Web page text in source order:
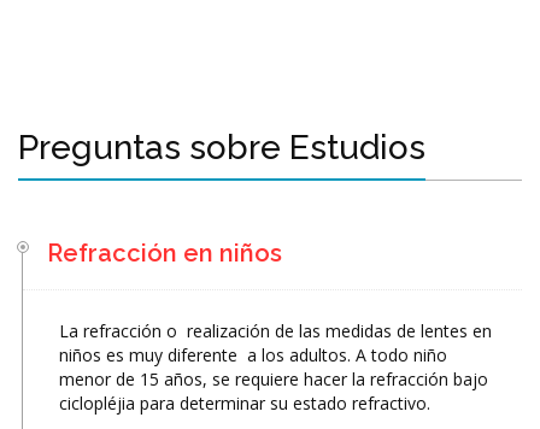
Preguntas sobre Estudios
Refracción en niños
La refracción o realización de las medidas de lentes en
niños es muy diferente a los adultos. A todo niño
menor de 15 años, se requiere hacer la refracción bajo
ciclopléjia para determinar su estado refractivo.